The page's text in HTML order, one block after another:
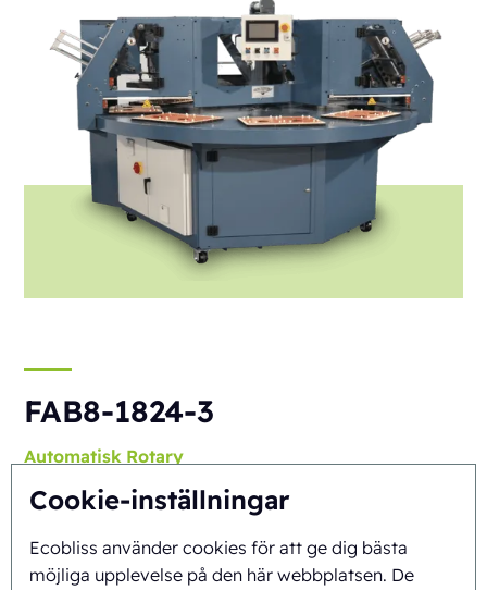
Cookie-inställningar
Ecobliss använder cookies för att ge dig bästa
möjliga upplevelse på den här webbplatsen. De
FAB8-1824-3
Automatisk Rotary